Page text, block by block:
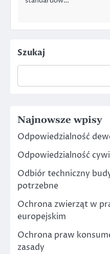
Szukaj
Najnowsze wpisy
Odpowiedzialność
Odpowiedzialność
Odbiór techniczny
potrzebne
Ochrona zwierząt w
europejskim
Ochrona praw
zasady